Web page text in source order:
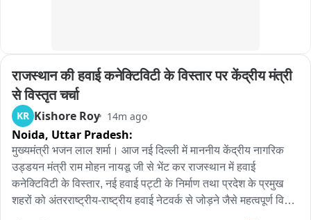
राजस्थान की हवाई कनेक्टिविटी के विस्तार पर केंद्रीय मंत्री
से विस्तृत चर्चा
KR Kishore Roy 14m ago
Noida, Uttar Pradesh:
मुख्यमंत्री भजन लाल शर्मा। आज नई दिल्ली में माननीय केंद्रीय नागरिक
उड्डयन मंत्री राम मोहन नायडू जी से भेंट कर राजस्थान में हवाई
कनेक्टिविटी के विस्तार, नई हवाई पट्टी के निर्माण तथा प्रदेश के प्रमुख
शहरों को अंतरराष्ट्रीय-राष्ट्रीय हवाई नेटवर्क से जोड़ने जैसे महत्वपूर्ण विषयों